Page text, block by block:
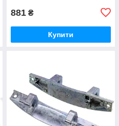
881 ₴
Купити